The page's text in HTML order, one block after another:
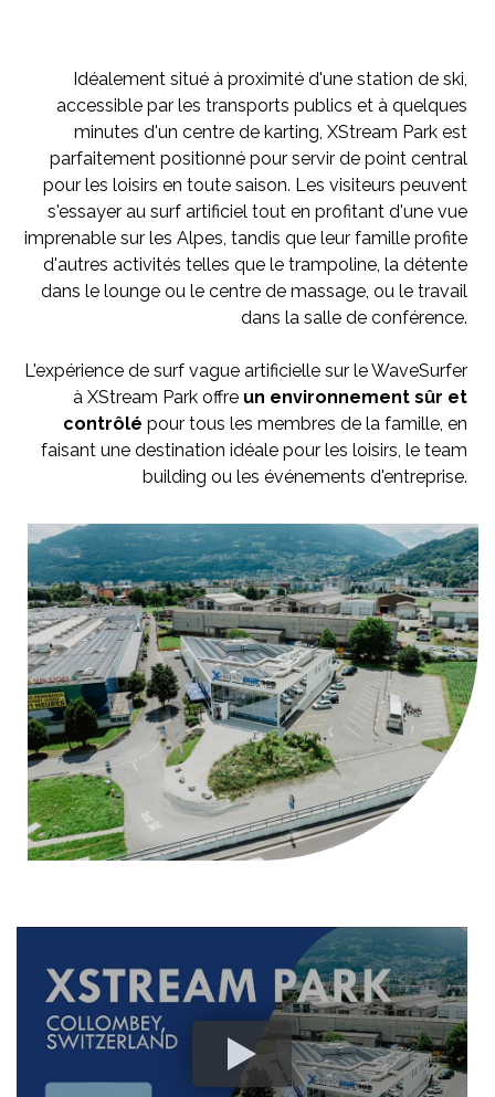
Idéalement situé à proximité d'une station de ski,
accessible par les transports publics et à quelques
minutes d'un centre de karting, XStream Park est
parfaitement positionné pour servir de point central
pour les loisirs en toute saison. Les visiteurs peuvent
s'essayer au surf artificiel tout en profitant d'une vue
imprenable sur les Alpes, tandis que leur famille profite
d'autres activités telles que le trampoline, la détente
dans le lounge ou le centre de massage, ou le travail
dans la salle de conférence.
L'expérience de surf vague artificielle sur le WaveSurfer
à XStream Park offre un environnement sûr et
contrôlé pour tous les membres de la famille, en
faisant une destination idéale pour les loisirs, le team
building ou les événements d'entreprise.